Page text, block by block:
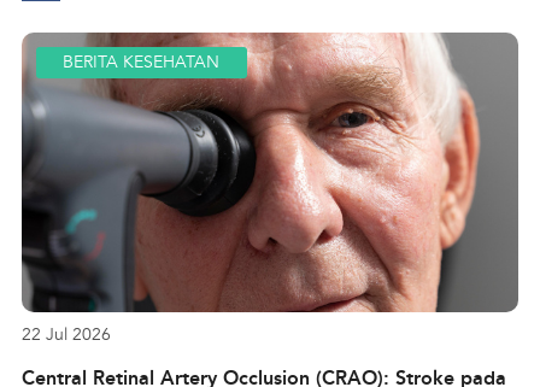
BERITA KESEHATAN
22 Jul 2026
Central Retinal Artery Occlusion (CRAO): Stroke pada